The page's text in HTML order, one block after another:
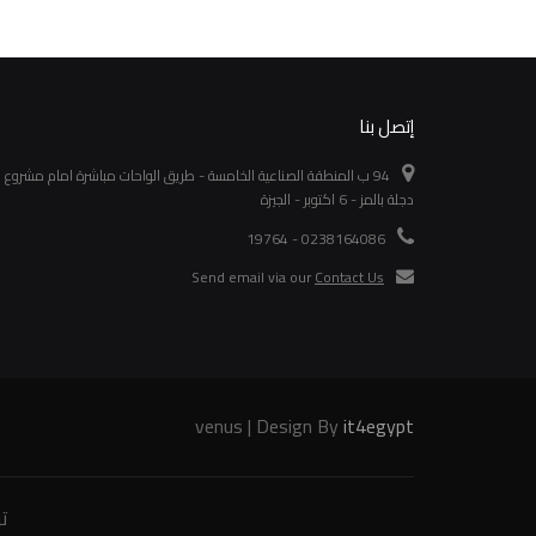
إتصل بنا
94 ب المنطقة الصناعية الخامسة - طريق الواحات مباشرة امام مشروع
دجلة بالمز - 6 اكتوبر - الجيزة
0238164086 - 19764
Send email via ourContact Us
venus | Design Byit4egypt